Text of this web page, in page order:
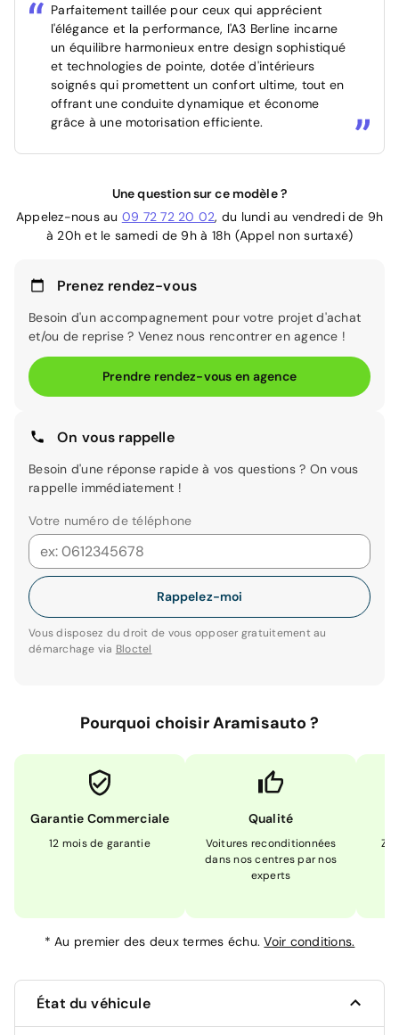
Parfaitement taillée pour ceux qui apprécient
l'élégance et la performance, l'A3 Berline incarne
un équilibre harmonieux entre design sophistiqué
et technologies de pointe, dotée d'intérieurs
soignés qui promettent un confort ultime, tout en
offrant une conduite dynamique et économe
grâce à une motorisation efficiente.
Une question sur ce modèle ?
Appelez-nous au 09 72 72 20 02, du lundi au vendredi de 9h
à 20h et le samedi de 9h à 18h (Appel non surtaxé)
Prenez rendez-vous
Besoin d'un accompagnement pour votre projet d'achat
et/ou de reprise ? Venez nous rencontrer en agence !
Prendre rendez-vous en agence
On vous rappelle
Besoin d'une réponse rapide à vos questions ? On vous
rappelle immédiatement !
Votre numéro de téléphone
Rappelez-moi
Vous disposez du droit de vous opposer gratuitement au
démarchage via Bloctel
Pourquoi choisir Aramisauto ?
Garantie Commerciale
12 mois de garantie
Qualité
Voitures reconditionnées
dans nos centres par nos
experts
*Au premier des deux termes échu.Voir conditions.
État du véhicule